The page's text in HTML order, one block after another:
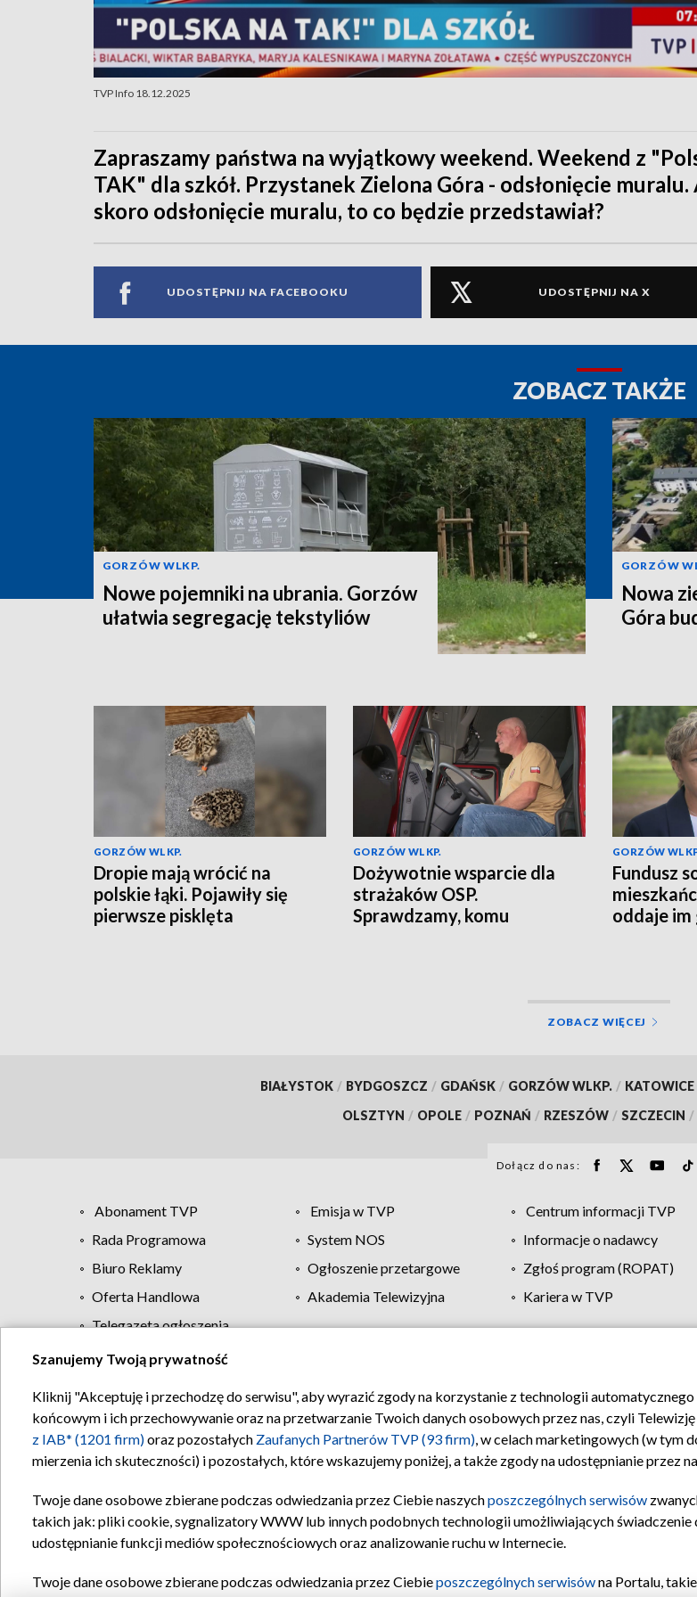
TVP Info 18.12.2025
Zapraszamy państwa na wyjątkowy weekend. Weekend z
TAK" dla szkół. Przystanek Zielona Góra - odsłonięcie muralu.
skoro odsłonięcie muralu, to co będzie przedstawiał?
UDOSTĘPNIJ NA FACEBOOKU UDOSTĘPNIJ NA X
ZOBACZ TAKŻE
GORZÓW WLKP.
Nowe pojemniki na ubrania. Gorzów
ułatwia segregację tekstyliów
GORZÓW
Nowa
Góra
GORZÓW WLKP.
Dropie mają wrócić na
polskie łąki. Pojawiły się
pierwsze pisklęta
GORZÓW WLKP.
Dożywotnie wsparcie dla
strażaków OSP.
Sprawdzamy, komu
GORZÓW
Fundusz
oddaje im
ZOBACZ WIĘCEJ
BIAŁYSTOK / BYDGOSZCZ / GDAŃSK / GORZÓW WLKP. / KATOWICE
OLSZTYN / OPOLE / POZNAŃ / RZESZÓW / SZCZECIN /
Dołącz do nas:
Abonament TVP Emisja w TVP Centrum informacji TVP
Rada Programowa
System NOS Informacje o nadawcy
Biuro Reklamy
Ogłoszenie przetargowe Zgłoś program (ROPAT)
Oferta Handlowa
Akademia Telewizyjna Kariera w TVP
Telegazeta ogłoszenia
Regulamin TVP Polityka prywatności Moje zgody
Szanujemy Twoją prywatność
Kliknij "Akceptuję i przechodzę do serwisu", aby wyrazić zgody na korzystanie z technologii
końcowym i ich przechowywanie oraz na przetwarzanie Twoich danych osobowych przez nas, czyli
z IAB* (1201 firm)oraz pozostałych Zaufanych Partnerów TVP (93 firm), w celach marketingowych (w tym
mierzenia ich skuteczności) i pozostałych, które wskazujemy poniżej, a także zgody na udostępnianie przez
Twoje dane osobowe zbierane podczas odwiedzania przez Ciebie naszychposzczególnych serwisów
takich jak: pliki cookie, sygnalizatory WWW lub innych podobnych technologii umożliwiających świadczenie
udostępnianie funkcji mediów społecznościowych oraz analizowanie ruchu w Internecie.
Twoje dane osobowe zbierane podczas odwiedzania przez Ciebieposzczególnych serwisówna Portalu,